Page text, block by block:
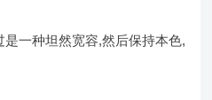
一种坦然宽容,然后保持本色,